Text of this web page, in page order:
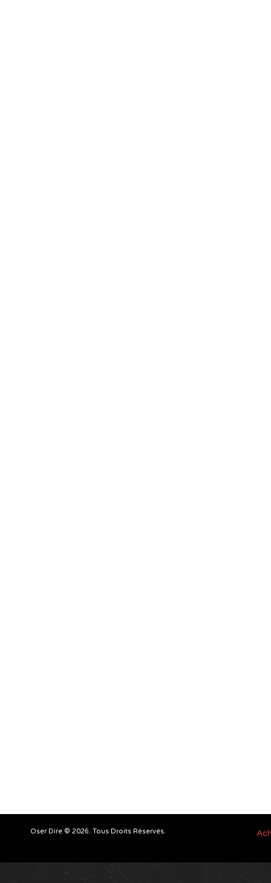
Oser Dire © 2026. Tous Droits Réservés.